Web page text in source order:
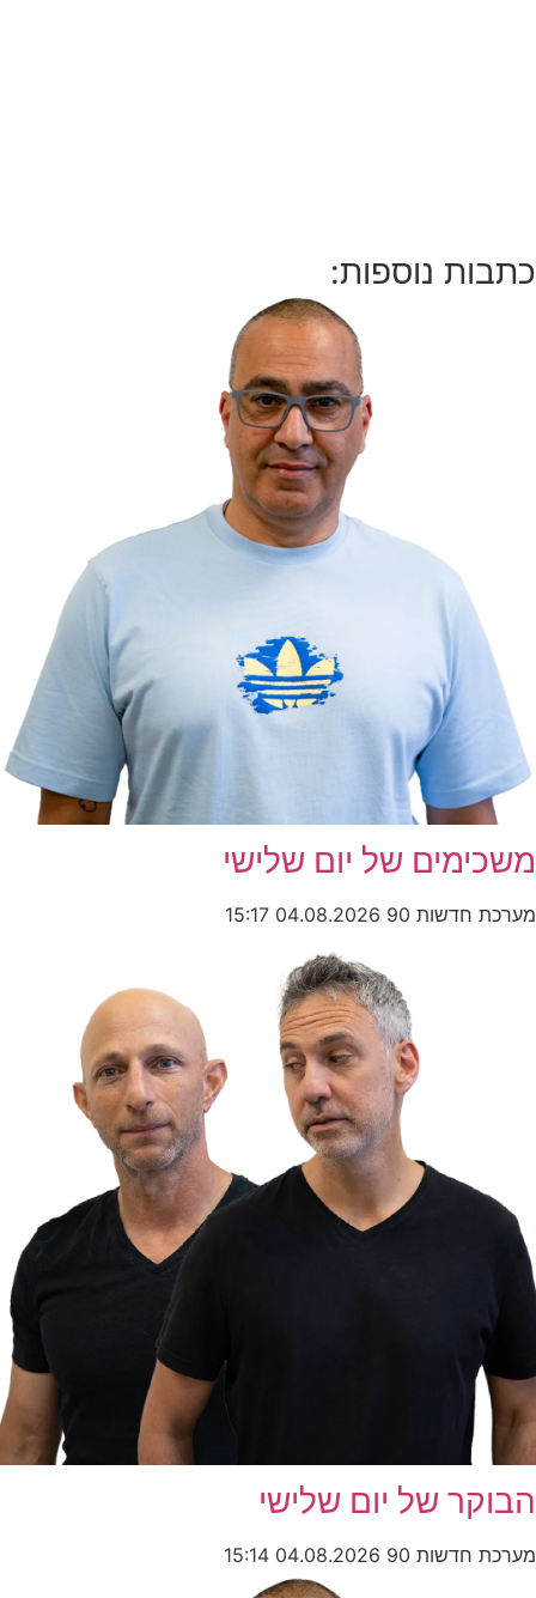
כתבות נוספות:
משכימים של יום שלישי
מערכת חדשות 90 04.08.2026
15:17
הבוקר של יום שלישי
מערכת חדשות 90 04.08.2026
15:14